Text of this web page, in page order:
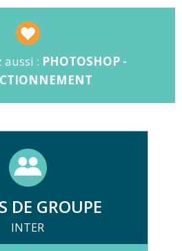
aussi : PHOTOSHOP -
DE GROUPE
INTER